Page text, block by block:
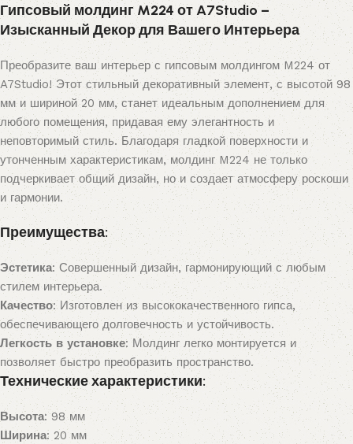
Гипсовый молдинг M224 от A7Studio –
Изысканный Декор для Вашего Интерьера
Преобразите ваш интерьер с гипсовым молдингом M224 от
A7Studio! Этот стильный декоративный элемент, с высотой 98
мм и шириной 20 мм, станет идеальным дополнением для
любого помещения, придавая ему элегантность и
неповторимый стиль. Благодаря гладкой поверхности и
утонченным характеристикам, молдинг M224 не только
подчеркивает общий дизайн, но и создает атмосферу роскоши
и гармонии.
Преимущества:
Эстетика: Совершенный дизайн, гармонирующий с любым
стилем интерьера.
Качество: Изготовлен из высококачественного гипса,
обеспечивающего долговечность и устойчивость.
Легкость в установке: Молдинг легко монтируется и
позволяет быстро преобразить пространство.
Технические характеристики:
Высота: 98 мм
Ширина: 20 мм